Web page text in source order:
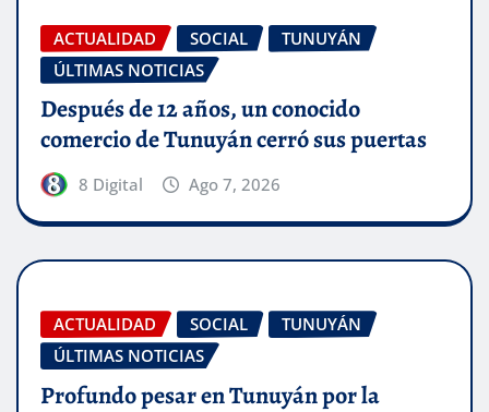
ACTUALIDAD SOCIAL
TUNUYÁN
ÚLTIMAS NOTICIAS
Después de 12 años, un conocido
comercio de Tunuyán cerró sus puertas
8 Digital Ago 7, 2026
ACTUALIDAD SOCIAL
TUNUYÁN
ÚLTIMAS NOTICIAS
Profundo pesar en Tunuyán por la